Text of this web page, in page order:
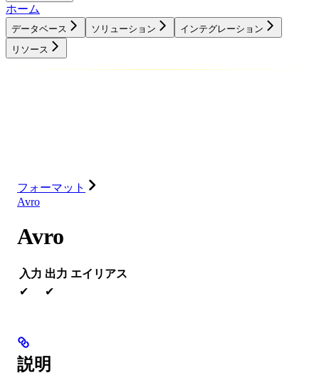
ホーム
データベース ソリューション
インテグレーション
リソース
フォーマット
Avro
Avro
入力 出力 エイリアス
✔
✔
説明